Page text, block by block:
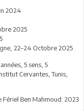
2024
2025
22–24 Octobre 2025
5 sens, 5
Cervantes, Tunis,
Fériel Ben Mahmoud: 2023